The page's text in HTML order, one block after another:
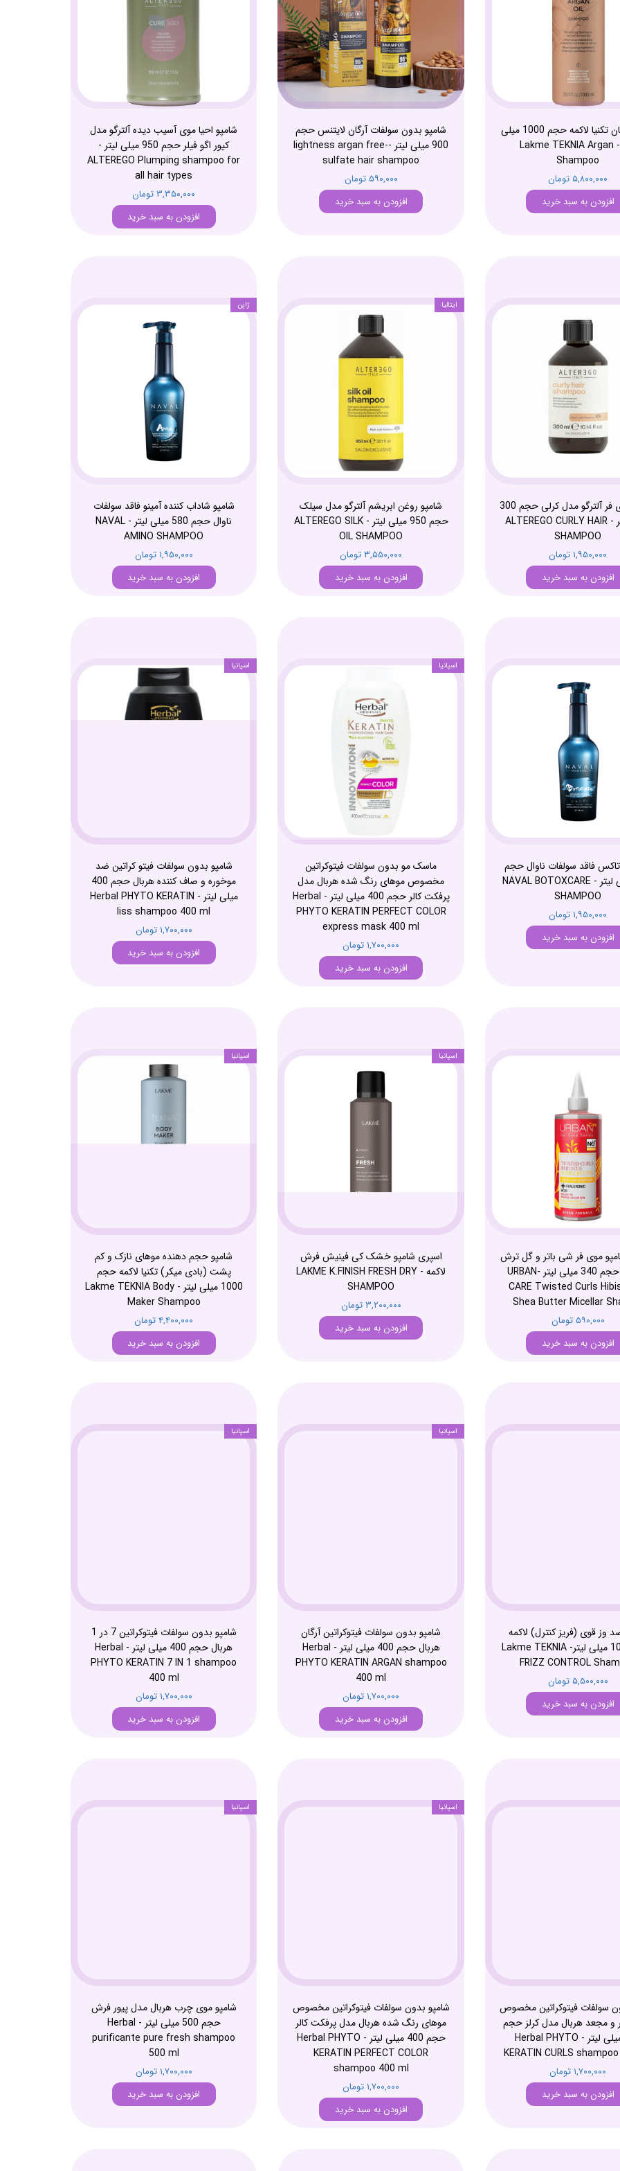
شامپو آرگان تکنیا لاکمه حجم 1000 میلی
لیتر - Lakme TEKNIA Argan
Shampoo
۵,۸۰۰,۰۰۰ تومان
افزودن به سبد خرید
شامپو بدون سولفات آرگان لایتنس حجم
900 میلی لیتر -lightness argan free-
sulfate hair shampoo
۵۹۰,۰۰۰ تومان
افزودن به سبد خرید
شامپو احیا موی آسیب دیده آلترگو مدل
کیور اگو فیلر حجم 950 میلی لیتر -
ALTEREGO Plumping shampoo for
all hair types
۳,۳۵۰,۰۰۰ تومان
افزودن به سبد خرید
شامپو موی فر آلترگو مدل کرلی حجم 300
میلی لیتر - ALTEREGO CURLY HAIR
SHAMPOO
۱,۹۵۰,۰۰۰ تومان
افزودن به سبد خرید
شامپو روغن ابریشم آلترگو مدل سیلک
حجم 950 میلی لیتر - ALTEREGO SILK
OIL SHAMPOO
۳,۵۵۰,۰۰۰ تومان
افزودن به سبد خرید
ایتالیا
شامپو شاداب کننده آمینو فاقد سولفات
ناوال حجم 580 میلی لیتر - NAVAL
AMINO SHAMPOO
۱,۹۵۰,۰۰۰ تومان
افزودن به سبد خرید
ژاپن
فاقد سولفات ناوال حجم
580 میلی لیتر - NAVAL BOTOXCARE
SHAMPOO
۱,۹۵۰,۰۰۰ تومان
افزودن به سبد خرید
ماسک مو بدون سولفات فیتوکراتین
مخصوص موهای رنگ شده هربال مدل
پرفکت کالر حجم 400 میلی لیتر - Herbal
PHYTO KERATIN PERFECT COLOR
express mask 400 ml
۱,۷۰۰,۰۰۰ تومان
افزودن به سبد خرید
اسپانیا
شامپو بدون سولفات فیتو کراتین ضد
موخوره و صاف کننده هربال حجم 400
میلی لیتر - Herbal PHYTO KERATIN
liss shampoo 400 ml
۱,۷۰۰,۰۰۰ تومان
افزودن به سبد خرید
اسپانیا
موی فر شی باتر و گل ترش
اربن کر حجم 340 میلی لیتر -URBAN
CARE Twisted Curls
Shea Butter Micellar
۵۹۰,۰۰۰ تومان
افزودن به سبد خرید
اسپری شامپو خشک کی فینیش فرش
لاکمه - LAKME K.FINISH FRESH DRY
SHAMPOO
۳,۲۰۰,۰۰۰ تومان
افزودن به سبد خرید
اسپانیا
شامپو حجم دهنده موهای نازک و کم
پشت (بادی میکر) تکنیا لاکمه حجم
1000 میلی لیتر - Lakme TEKNIA Body
Maker Shampoo
۴,۴۰۰,۰۰۰ تومان
افزودن به سبد خرید
اسپانیا
وز قوی (فریز کنترل) لاکمه
حجم 1000 میلی لیتر- Lakme TEKNIA
FRIZZ CONTROL
۵,۵۰۰,۰۰۰ تومان
افزودن به سبد خرید
شامپو بدون سولفات فیتوکراتین آرگان
هربال حجم 400 میلی لیتر - Herbal
PHYTO KERATIN ARGAN shampoo
400 ml
۱,۷۰۰,۰۰۰ تومان
افزودن به سبد خرید
اسپانیا
شامپو بدون سولفات فیتوکراتین 7 در 1
هربال حجم 400 میلی لیتر - Herbal
PHYTO KERATIN 7 IN 1 shampoo
400 ml
۱,۷۰۰,۰۰۰ تومان
افزودن به سبد خرید
اسپانیا
سولفات فیتوکراتین مخصوص
و مجعد هربال مدل کرلز حجم
400 میلی لیتر - Herbal PHYTO
KERATIN CURLS
۱,۷۰۰,۰۰۰ تومان
افزودن به سبد خرید
شامپو بدون سولفات فیتوکراتین مخصوص
موهای رنگ شده هربال مدل پرفکت کالر
حجم 400 میلی لیتر - Herbal PHYTO
KERATIN PERFECT COLOR
shampoo 400 ml
۱,۷۰۰,۰۰۰ تومان
افزودن به سبد خرید
اسپانیا
شامپو موی چرب هربال مدل پیور فرش
حجم 500 میلی لیتر - Herbal
purificante pure fresh shampoo
500 ml
۱,۷۰۰,۰۰۰ تومان
افزودن به سبد خرید
اسپانیا